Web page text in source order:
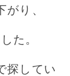
がり、
た。
探してい